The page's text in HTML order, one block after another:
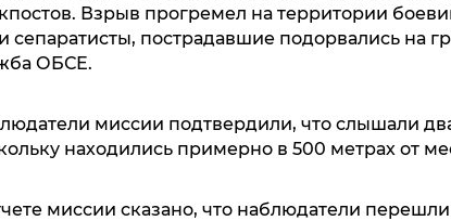
Взрыв прогремел на территории
сепаратисты, пострадавшие подорвались на
ОБСЕ.
миссии подтвердили, что слышали
находились примерно в 500 метрах от
миссии сказано, что наблюдатели